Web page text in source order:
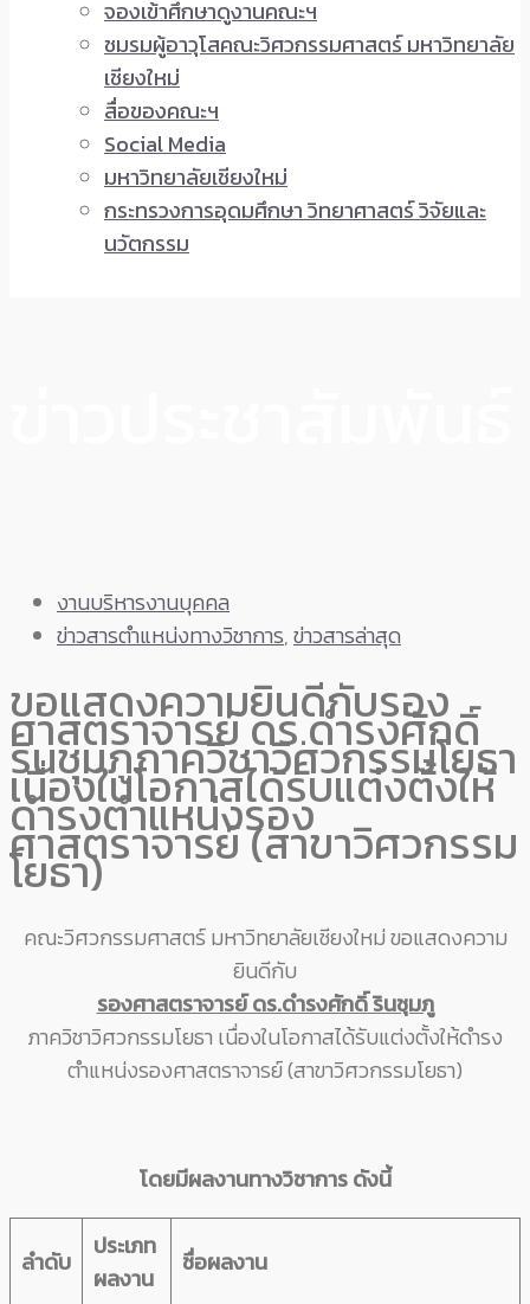
จองเข้าศึกษาดูงานคณะฯ
ชมรมผู้อาวุโสคณะวิศวกรรมศาสตร์ มหาวิทยาลัย
เชียงใหม่
สื่อของคณะฯ
Social Media
มหาวิทยาลัยเชียงใหม่
กระทรวงการอุดมศึกษา วิทยาศาสตร์ วิจัยและ
นวัตกรรม
งานบริหารงานบุคคล
ข่าวสารตำแหน่งทางวิชาการ,ข่าวสารล่าสุด
ขอแสดงความยินดีกับรอง
ศาสตราจารย์ ดร.ดำรงศักดิ์
รินชุมภูภาควิชาวิศวกรรมโยธา
เนื่องในโอกาสได้รับแต่งตั้งให้
ดำรงตำแหน่งรอง
ศาสตราจารย์ (สาขาวิศวกรรม
โยธา)
คณะวิศวกรรมศาสตร์ มหาวิทยาลัยเชียงใหม่ ขอแสดงความ
ยินดีกับ
รองศาสตราจารย์ ดร.ดำรงศักดิ์ รินชุมภู
ภาควิชาวิศวกรรมโยธา เนื่องในโอกาสได้รับแต่งตั้งให้ดำรง
ตำแหน่งรองศาสตราจารย์ (สาขาวิศวกรรมโยธา)
โดยมีผลงานทางวิชาการ ดังนี้
ลำดับ
ประเภท
ผลงาน
ชื่อผลงาน